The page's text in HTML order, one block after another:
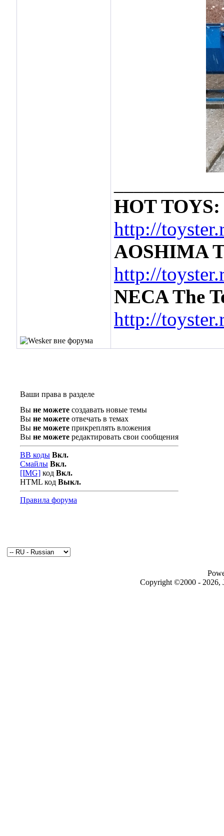
HOT
http://
AOSHIMA
http://
NECA The
http://
Ваши права в разделе
Вы не можете создавать новые темы
Вы не можете отвечать в темах
Вы не можете прикреплять вложения
Вы не можете редактировать свои сообщения
BB коды Вкл.
Смайлы Вкл.
[IMG] код Вкл.
HTML код Выкл.
Правила форума
Copyright ©2000 - 2026,